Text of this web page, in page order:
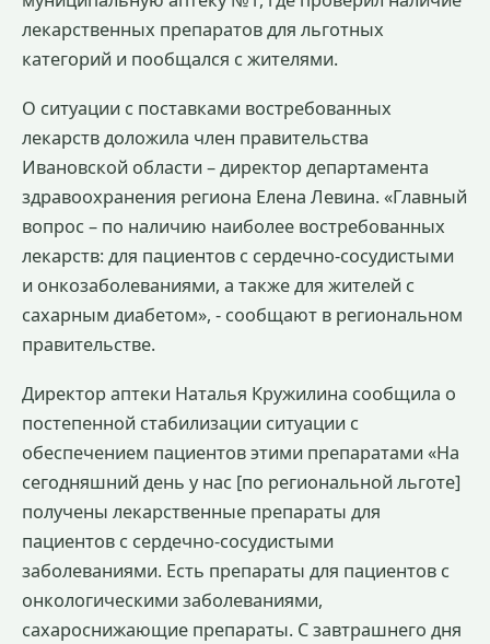
лекарственных препаратов для льготных
категорий и пообщался с жителями.
О ситуации с поставками востребованных
лекарств доложила член правительства
Ивановской области – директор департамента
здравоохранения региона Елена Левина. «Главный
вопрос – по наличию наиболее востребованных
лекарств: для пациентов с сердечно-сосудистыми
и онкозаболеваниями, а также для жителей с
сахарным диабетом», - сообщают в региональном
правительстве.
Директор аптеки Наталья Кружилина сообщила о
постепенной стабилизации ситуации с
обеспечением пациентов этими препаратами «На
сегодняшний день у нас [по региональной льготе]
получены лекарственные препараты для
пациентов с сердечно-сосудистыми
заболеваниями. Есть препараты для пациентов с
онкологическими заболеваниями,
сахароснижающие препараты. С завтрашнего дня